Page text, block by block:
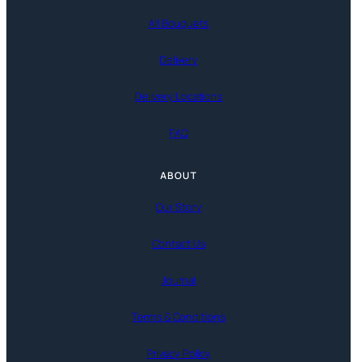
All Bouquets
Delivery
Delivery Locations
FAQ
ABOUT
Our Story
Contact Us
Journal
Terms & Conditions
Privacy Policy